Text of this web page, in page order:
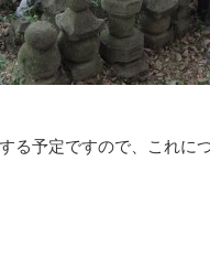
る予定ですので、これに